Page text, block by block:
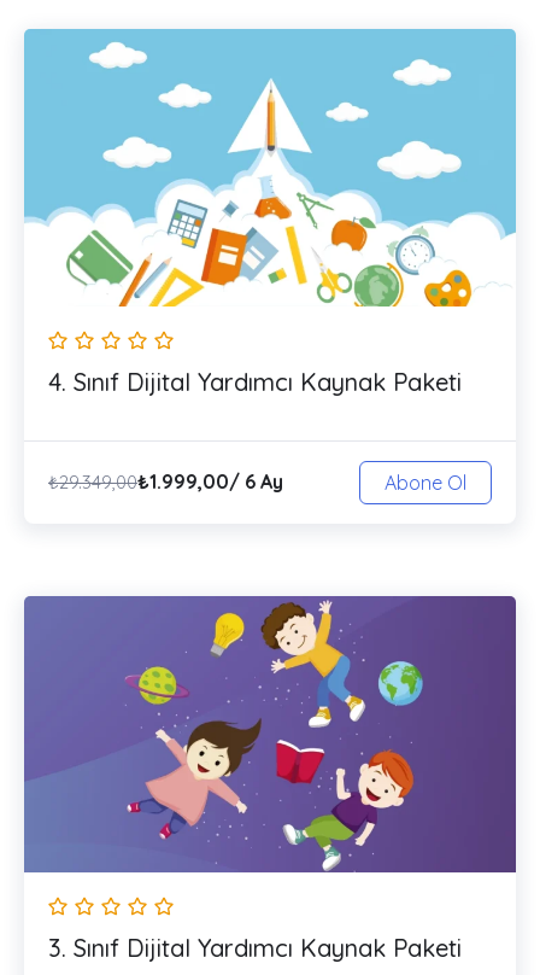
4. Sınıf Dijital Yardımcı Kaynak Paketi
₺29.349,00₺1.999,00/ 6 Ay Abone Ol
3. Sınıf Dijital Yardımcı Kaynak Paketi